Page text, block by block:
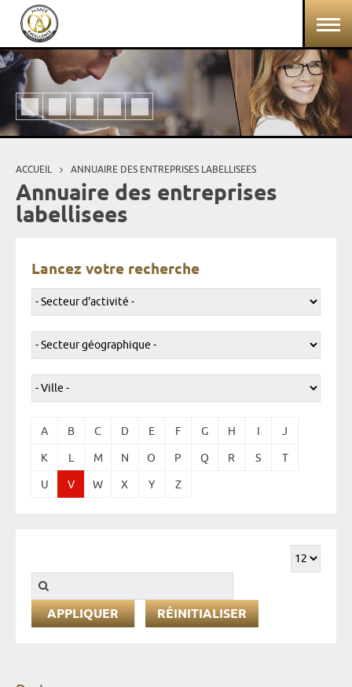
Aller au contenu principal
Vous êtes ici
ACCUEIL ANNUAIRE DES ENTREPRISES LABELLISEES
Annuaire des entreprises
labellisees
Lancez votre recherche
A B C D E F G H I J
K L M N O P Q R S T
U V W X Y Z
RÉINITIALISER
Panneau de gestion des cookies